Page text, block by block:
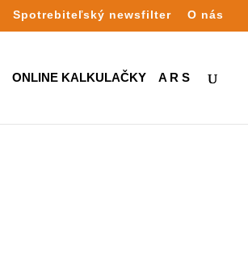
Spotrebiteľský newsfilter O nás
ONLINE KALKULAČKY A R S